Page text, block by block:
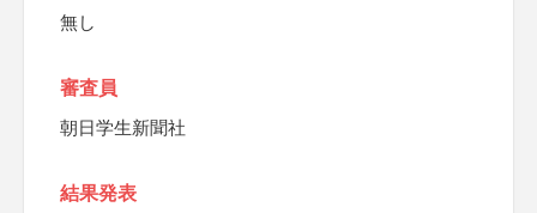
無し
審査員
朝日学生新聞社
結果発表